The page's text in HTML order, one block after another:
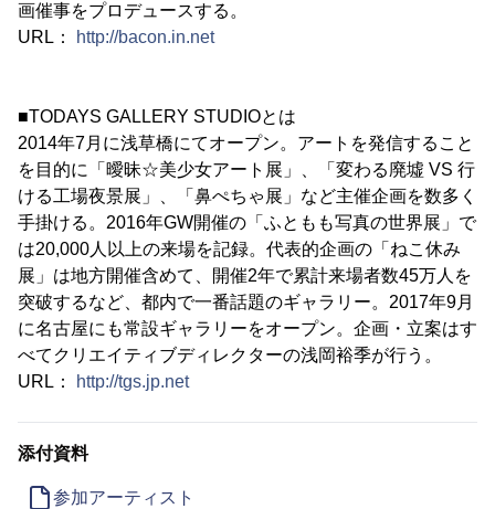
画催事をプロデュースする。
URL：
http://bacon.in.net
■TODAYS GALLERY STUDIOとは
2014年7月に浅草橋にてオープン。アートを発信すること
を目的に「曖昧☆美少女アート展」、「変わる廃墟 VS 行
ける工場夜景展」、「鼻ぺちゃ展」など主催企画を数多く
手掛ける。2016年GW開催の「ふともも写真の世界展」で
は20,000人以上の来場を記録。代表的企画の「ねこ休み
展」は地方開催含めて、開催2年で累計来場者数45万人を
突破するなど、都内で一番話題のギャラリー。2017年9月
に名古屋にも常設ギャラリーをオープン。企画・立案はす
べてクリエイティブディレクターの浅岡裕季が行う。
URL：
http://tgs.jp.net
添付資料
参加アーティスト